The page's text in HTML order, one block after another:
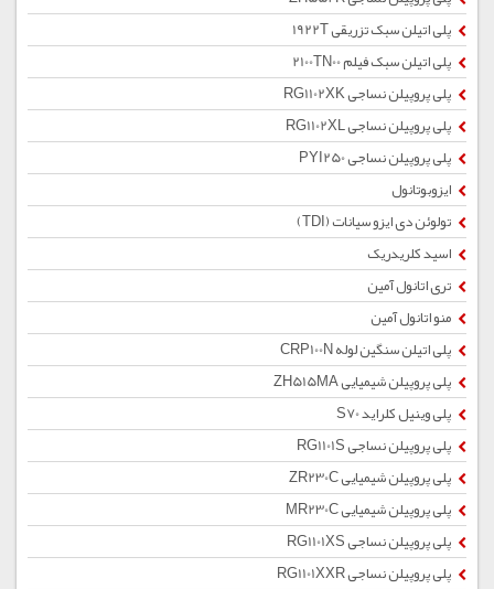
پلی اتیلن سبک تزریقی 1922T
پلی اتیلن سبک فیلم 2100TN00
پلی پروپیلن نساجی RG1102XK
پلی پروپیلن نساجی RG1102XL
پلی پروپیلن نساجی PYI250
ایزوبوتانول
تولوئن دی ایزو سیانات (TDI)
اسید کلریدریک
تری اتانول آمین
منو اتانول آمین
پلی اتیلن سنگین لوله CRP100N
پلی پروپیلن شیمیایی ZH515MA
پلی وینیل کلراید S70
پلی پروپیلن نساجی RG1101S
پلی پروپیلن شیمیایی ZR230C
پلی پروپیلن شیمیایی MR230C
پلی پروپیلن نساجی RG1101XS
پلی پروپیلن نساجی RG1101XXR